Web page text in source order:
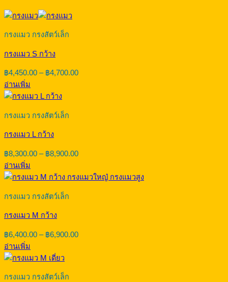
กรงแมว กรงสัตว์เล็ก
กรงแมว S กว้าง
฿4,450.00 – ฿4,700.00Price
อ่านเพิ่ม
กรงแมว กรงสัตว์เล็ก
กรงแมว L กว้าง
฿8,300.00 – ฿8,900.00Price
through
อ่านเพิ่ม
กรงแมว กรงสัตว์เล็ก
กรงแมว M กว้าง
฿6,400.00 – ฿6,900.00Price
อ่านเพิ่ม
กรงแมว กรงสัตว์เล็ก